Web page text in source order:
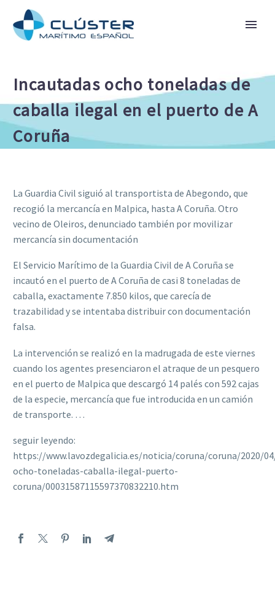
Incautadas ocho toneladas de
caballa ilegal en el puerto de A
Coruña
La Guardia Civil siguió al transportista de Abegondo, que
recogió la mercancía en Malpica, hasta A Coruña. Otro
vecino de Oleiros, denunciado también por movilizar
mercancía sin documentación
El Servicio Marítimo de la Guardia Civil de A Coruña se
incautó en el puerto de A Coruña de casi 8 toneladas de
caballa, exactamente 7.850 kilos, que carecía de
trazabilidad y se intentaba distribuir con documentación
falsa.
La intervención se realizó en la madrugada de este viernes
cuando los agentes presenciaron el atraque de un pesquero
en el puerto de Malpica que descargó 14 palés con 592 cajas
de la especie, mercancía que fue introducida en un camión
de transporte. …
seguir leyendo:
https://www.lavozdegalicia.es/noticia/coruna/coruna/2020/
ocho-toneladas-caballa-ilegal-puerto-
coruna/00031587115597370832210.htm